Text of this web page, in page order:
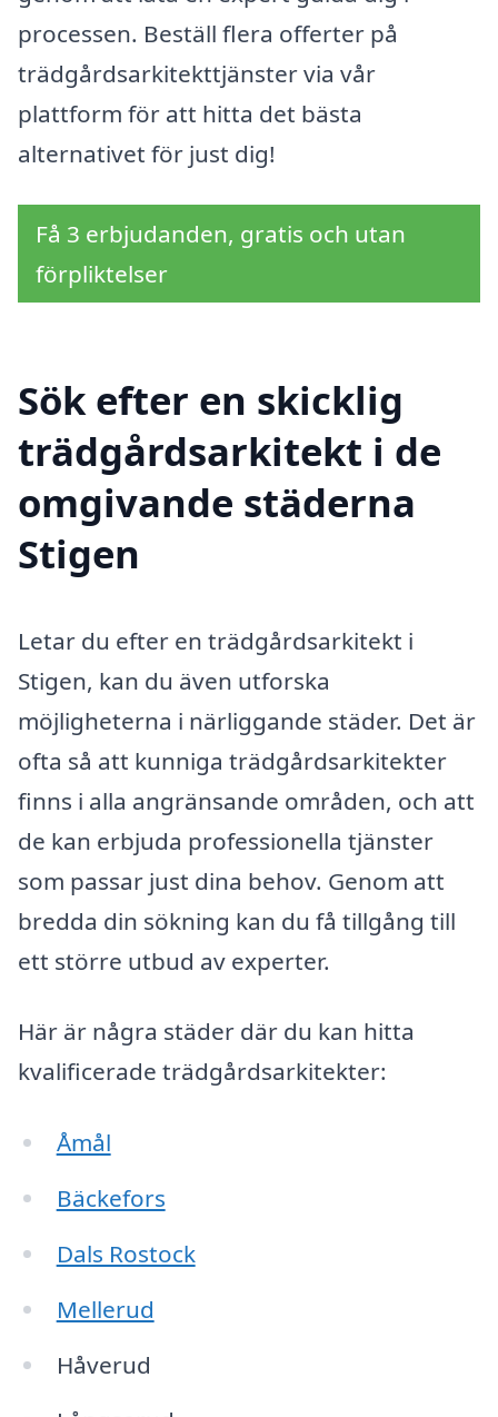
processen. Beställ flera offerter på
trädgårdsarkitekttjänster via vår
plattform för att hitta det bästa
alternativet för just dig!
Få 3 erbjudanden, gratis och utan
förpliktelser
Sök efter en skicklig
trädgårdsarkitekt i de
omgivande städerna
Stigen
Letar du efter en trädgårdsarkitekt i
Stigen, kan du även utforska
möjligheterna i närliggande städer. Det är
ofta så att kunniga trädgårdsarkitekter
finns i alla angränsande områden, och att
de kan erbjuda professionella tjänster
som passar just dina behov. Genom att
bredda din sökning kan du få tillgång till
ett större utbud av experter.
Här är några städer där du kan hitta
kvalificerade trädgårdsarkitekter:
Åmål
Bäckefors
Dals Rostock
Mellerud
Håverud